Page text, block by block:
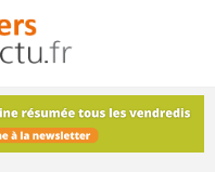
chaque vendredi dans